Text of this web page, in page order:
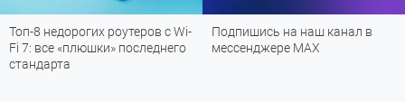
Топ-8 недорогих роутеров с Wi-
Fi 7: все «плюшки» последнего
стандарта
Подпишись на наш канал в
мессенджере МАХ